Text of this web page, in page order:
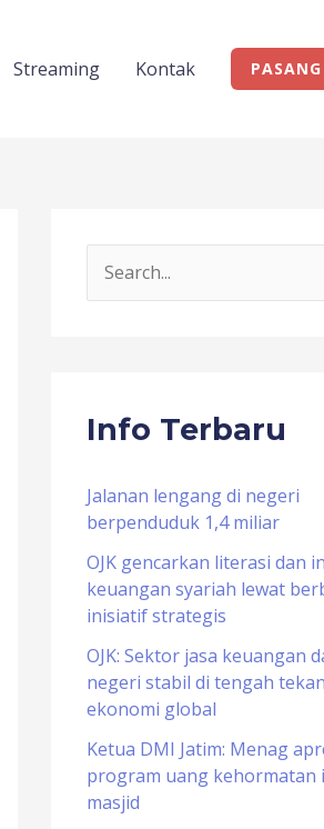
Streaming Kontak
c
f
o
r
:
Info Terbaru
Jalanan lengang di negeri
berpenduduk 1,4 miliar
OJK gencarkan literasi dan
keuangan syariah lewat
inisiatif strategis
OJK: Sektor jasa keuangan
negeri stabil di tengah
ekonomi global
Ketua DMI Jatim: Menag
program uang kehormatan
masjid